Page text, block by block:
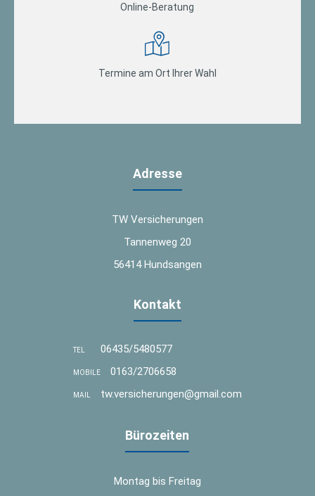
Online-Beratung
Termine am Ort Ihrer Wahl
Adresse
TW Versicherungen
Tannenweg 20
56414 Hundsangen
Kontakt
TEL 06435/5480577
MOBILE 0163/2706658
MAIL tw.versicherungen@gmail.com
Bürozeiten
Montag bis Freitag